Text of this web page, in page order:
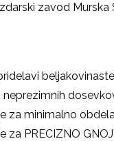
zavod Murska
za minimalno
za PRECIZNO